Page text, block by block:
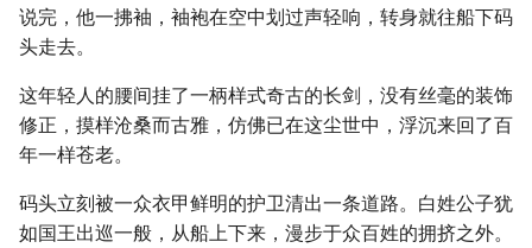
说完，他一拂袖，袖袍在空中划过声轻响，转身就往船下码
头走去。
这年轻人的腰间挂了一柄样式奇古的长剑，没有丝毫的装饰
修正，摸样沧桑而古雅，仿佛已在这尘世中，浮沉来回了百
年一样苍老。
码头立刻被一众衣甲鲜明的护卫清出一条道路。白姓公子犹
如国王出巡一般，从船上下来，漫步于众百姓的拥挤之外。